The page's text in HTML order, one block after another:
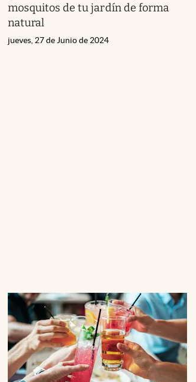
mosquitos de tu jardín de forma
natural
jueves, 27 de Junio de 2024